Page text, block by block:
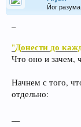
Йог разума
"Донести до
Что оно и зачем,
Начнем с того,
отдельно: